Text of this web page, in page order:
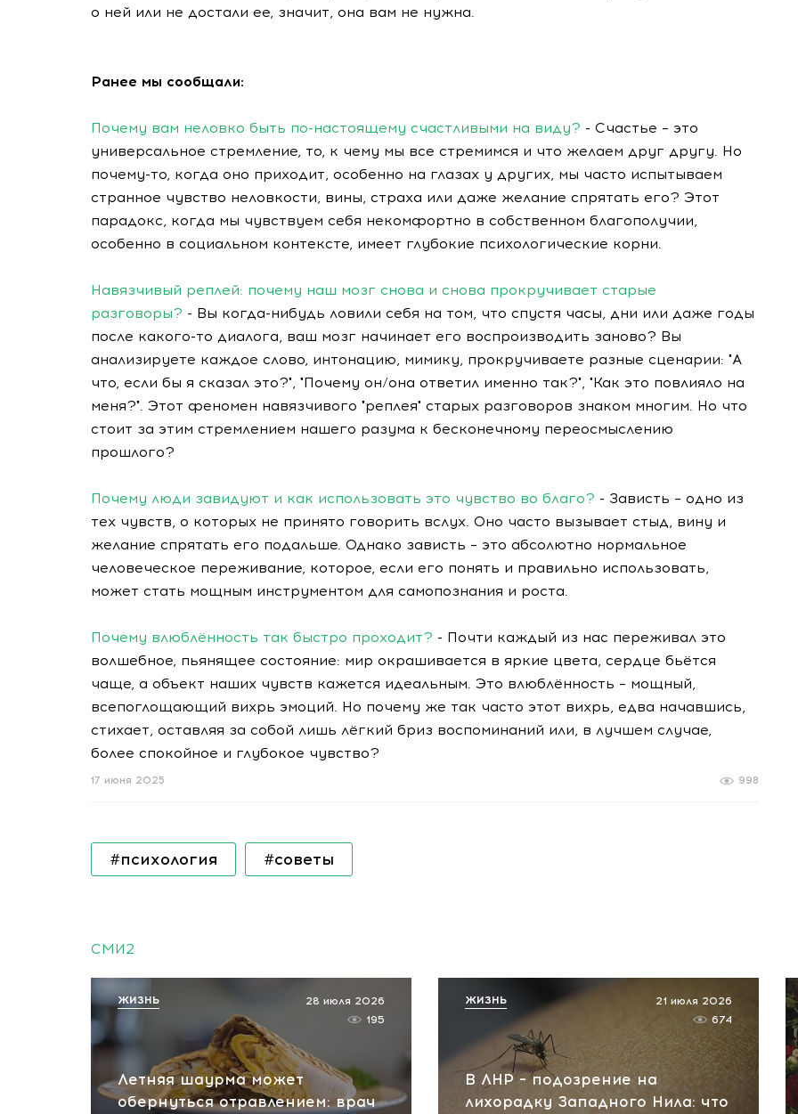
о ней или не достали ее, значит, она вам не нужна.
Ранее мы сообщали:
Почему вам неловко быть по-настоящему счастливыми на виду? - Счастье – это
универсальное стремление, то, к чему мы все стремимся и что желаем друг другу. Но
почему-то, когда оно приходит, особенно на глазах у других, мы часто испытываем
странное чувство неловкости, вины, страха или даже желание спрятать его? Этот
парадокс, когда мы чувствуем себя некомфортно в собственном благополучии,
особенно в социальном контексте, имеет глубокие психологические корни.
Навязчивый реплей: почему наш мозг снова и снова прокручивает старые
разговоры? - Вы когда-нибудь ловили себя на том, что спустя часы, дни или даже годы
после какого-то диалога, ваш мозг начинает его воспроизводить заново? Вы
анализируете каждое слово, интонацию, мимику, прокручиваете разные сценарии: "А
что, если бы я сказал это?", "Почему он/она ответил именно так?", "Как это повлияло на
меня?". Этот феномен навязчивого "реплея" старых разговоров знаком многим. Но что
стоит за этим стремлением нашего разума к бесконечному переосмыслению
прошлого?
Почему люди завидуют и как использовать это чувство во благо? - Зависть – одно из
тех чувств, о которых не принято говорить вслух. Оно часто вызывает стыд, вину и
желание спрятать его подальше. Однако зависть – это абсолютно нормальное
человеческое переживание, которое, если его понять и правильно использовать,
может стать мощным инструментом для самопознания и роста.
Почему влюблённость так быстро проходит? - Почти каждый из нас переживал это
волшебное, пьянящее состояние: мир окрашивается в яркие цвета, сердце бьётся
чаще, а объект наших чувств кажется идеальным. Это влюблённость – мощный,
всепоглощающий вихрь эмоций. Но почему же так часто этот вихрь, едва начавшись,
стихает, оставляя за собой лишь лёгкий бриз воспоминаний или, в лучшем случае,
более спокойное и глубокое чувство?
998
17 июня 2025
#психология #советы
СМИ2
Летняя шаурма может
обернуться отравлением: врач
28 июля 2026
195
ЖИЗНЬ
В ЛНР – подозрение на
лихорадку Западного Нила: что
21 июля 2026
674
ЖИЗНЬ